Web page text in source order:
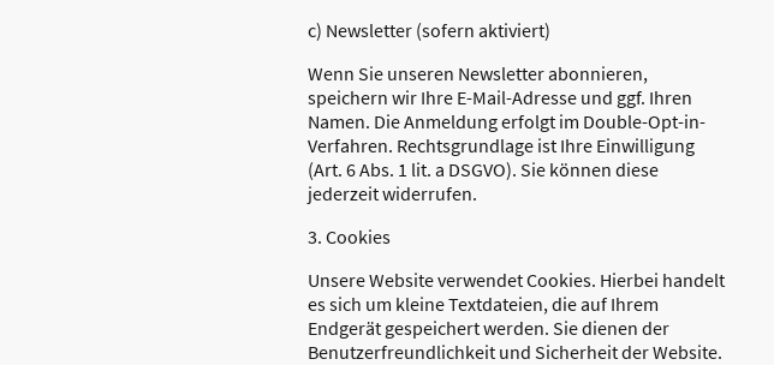
c) Newsletter (sofern aktiviert)
Wenn Sie unseren Newsletter abonnieren,
speichern wir Ihre E-Mail-Adresse und ggf. Ihren
Namen. Die Anmeldung erfolgt im Double-Opt-in-
Verfahren. Rechtsgrundlage ist Ihre Einwilligung
(Art. 6 Abs. 1 lit. a DSGVO). Sie können diese
jederzeit widerrufen.
3. Cookies
Unsere Website verwendet Cookies. Hierbei handelt
es sich um kleine Textdateien, die auf Ihrem
Endgerät gespeichert werden. Sie dienen der
Benutzerfreundlichkeit und Sicherheit der Website.